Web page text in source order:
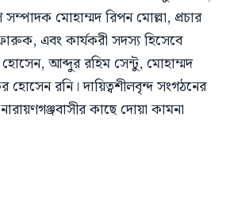
মোহাম্মদ রিপন মোল্লা, প্রচার
এবং কার্যকরী সদস্য হিসেবে
আব্দুর রহিম সেন্টু, মোহাম্মদ
রনি। দায়িত্বশীলবৃন্দ সংগঠনের
কাছে দোয়া কামনা